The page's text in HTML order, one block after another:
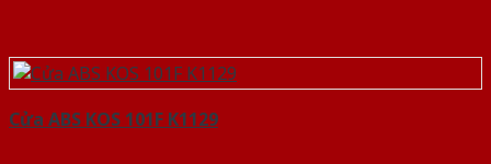
Cửa ABS KOS 101F K1129